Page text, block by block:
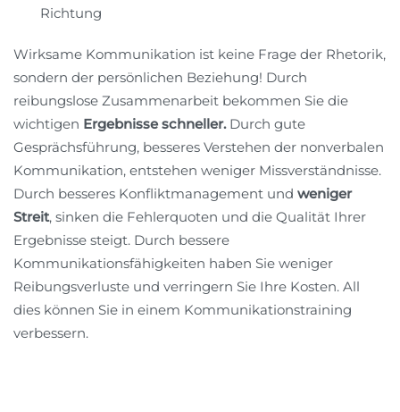
Richtung
Wirksame Kommunikation ist keine Frage der Rhetorik,
sondern der persönlichen Beziehung! Durch
reibungslose Zusammenarbeit bekommen Sie die
wichtigen Ergebnisse schneller. Durch gute
Gesprächsführung, besseres Verstehen der nonverbalen
Kommunikation, entstehen weniger Missverständnisse.
Durch besseres Konfliktmanagement und weniger
Streit, sinken die Fehlerquoten und die Qualität Ihrer
Ergebnisse steigt. Durch bessere
Kommunikationsfähigkeiten haben Sie weniger
Reibungsverluste und verringern Sie Ihre Kosten. All
dies können Sie in einem Kommunikationstraining
verbessern.